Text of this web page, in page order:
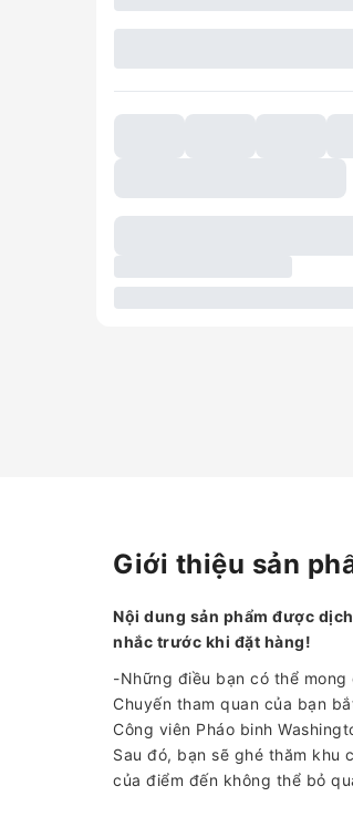
Giới thiệu sản
Nội dung sản phẩm được
nhắc trước khi đặt hàng!
-Những điều bạn có thể mong
Chuyến tham quan của bạn
Công viên Pháo binh
Sau đó, bạn sẽ ghé thăm khu
của điểm đến không thể bỏ